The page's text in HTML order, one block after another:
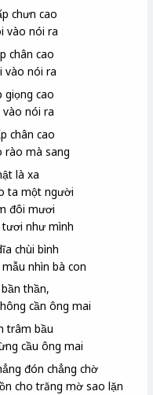
chưn cao
vào nói ra
chân cao
vào nói ra
giọng cao
nói ra
chân cao
rào mà sang
là xa
ta một người
đôi mươi
như mình
chùi bình
nhìn bà con
thần,
cần ông mai
trâm bầu
cầu ông mai
đón chẳng chờ
cho trăng mờ sao lặn